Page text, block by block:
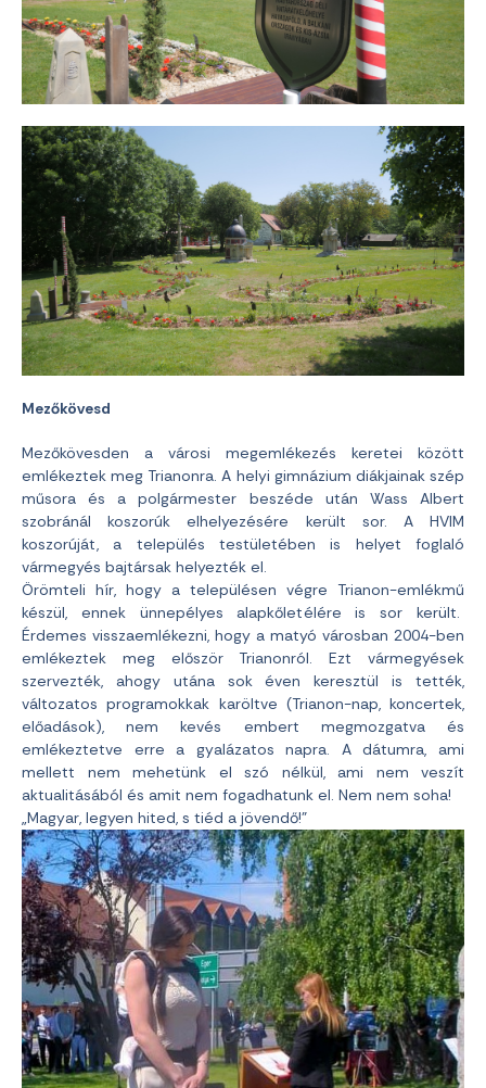
Mezőkövesd
Mezőkövesden a városi megemlékezés keretei között
emlékeztek meg Trianonra. A helyi gimnázium diákjainak szép
műsora és a polgármester beszéde után Wass Albert
szobránál koszorúk elhelyezésére került sor. A HVIM
koszorúját, a település testületében is helyet foglaló
vármegyés bajtársak helyezték el.
Örömteli hír, hogy a településen végre Trianon-emlékmű
készül, ennek ünnepélyes alapkőletélére is sor került.
Érdemes visszaemlékezni, hogy a matyó városban 2004-ben
emlékeztek meg először Trianonról. Ezt vármegyések
szervezték, ahogy utána sok éven keresztül is tették,
változatos programokkak karöltve (Trianon-nap, koncertek,
előadások), nem kevés embert megmozgatva és
emlékeztetve erre a gyalázatos napra. A dátumra, ami
mellett nem mehetünk el szó nélkül, ami nem veszít
aktualitásából és amit nem fogadhatunk el. Nem nem soha!
„Magyar, legyen hited, s tiéd a jövendő!”